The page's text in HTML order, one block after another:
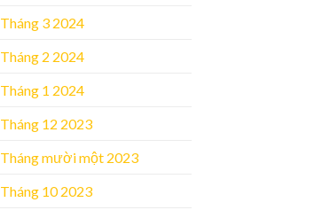
Tháng 3 2024
Tháng 2 2024
Tháng 1 2024
Tháng 12 2023
Tháng mười một 2023
Tháng 10 2023